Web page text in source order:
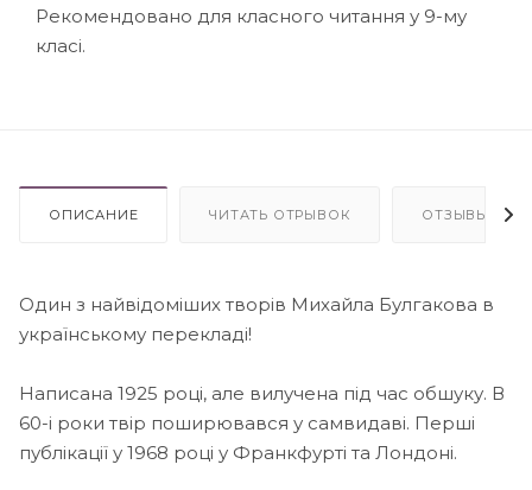
Рекомендовано для класного читання у 9-му
класі.
ОПИСАНИЕ ЧИТАТЬ ОТРЫВОК ОТЗЫВЫ
Один з найвідоміших творів Михайла Булгакова в
українському перекладі!
Написана 1925 році, але вилучена під час обшуку. В
60-і роки твір поширювався у самвидаві. Перші
публікації у 1968 році у Франкфурті та Лондоні.